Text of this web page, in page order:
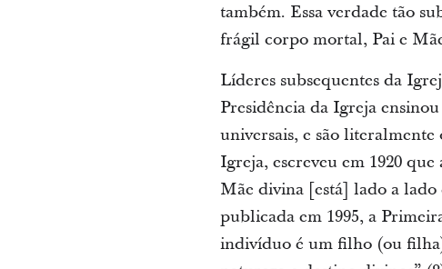
também. Essa verdade tão
frágil corpo mortal, Pai e
Líderes subsequentes da
Presidência da Igreja
universais, e são
Igreja, escreveu em 1920
Mãe divina [está] lado a
publicada em 1995, a
indivíduo é um filho (ou